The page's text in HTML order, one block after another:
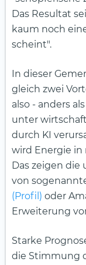
Das Resultat
kaum noch
scheint".
In dieser
gleich zwei
also - anders
unter
durch KI
wird Energie
Das zeigen
von
(Profil) oder
Erweiterung
Starke
die Stimmung